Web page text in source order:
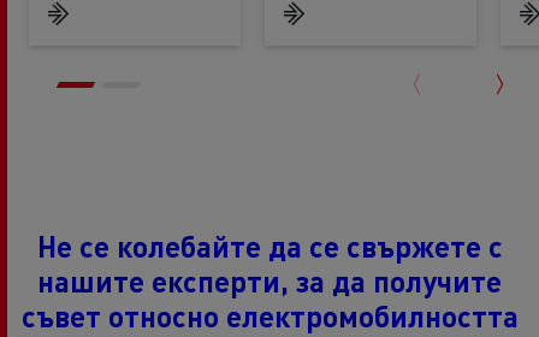
Не се колебайте да се свържете с
нашите експерти, за да получите
съвет относно електромобилността